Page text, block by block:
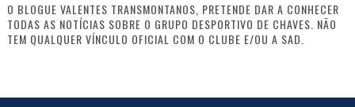
O BLOGUE VALENTES TRANSMONTANOS, PRETENDE DAR A CONHECER
TODAS AS NOTÍCIAS SOBRE O GRUPO DESPORTIVO DE CHAVES. NÃO
TEM QUALQUER VÍNCULO OFICIAL COM O CLUBE E/OU A SAD.